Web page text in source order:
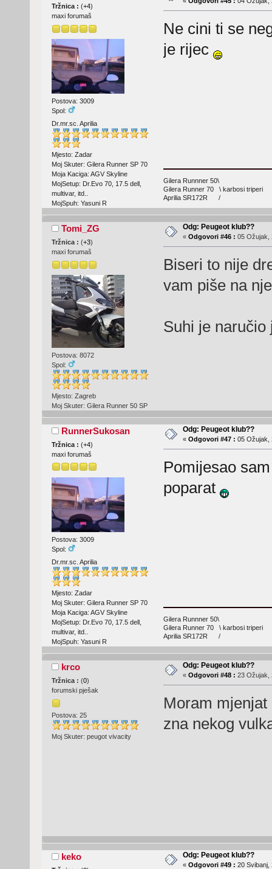
Tržnica : (+4)
maxi forumaš
Postova: 3009
Spol:
Dr.mr.sc. Aprilia
Mjesto: Zadar
Moj Skuter: Gilera Runner SP 70
Moja Kaciga: AGV Skyline
MojSetup: Dr.Evo 70, 17.5 dell,
multivar, itd..
MojSpuh: Yasuni R
Ne cini ti se
je rijec
Gilera Runnner 50\
Gilera Runner 70 \ karbosi triperi
Aprilia SR172R /
Tomi_ZG
Tržnica : (+3)
maxi forumaš
Postova: 8072
Spol:
Mjesto: Zagreb
Moj Skuter: Gilera Runner 50 SP
Odg: Peugeot klub??
« Odgovori #46 : 05 Ožujak,
Biseri to nije
vam piše na
Suhi je naručio
RunnerSukosan
Tržnica : (+4)
maxi forumaš
Postova: 3009
Spol:
Dr.mr.sc. Aprilia
Mjesto: Zadar
Moj Skuter: Gilera Runner SP 70
Moja Kaciga: AGV Skyline
MojSetup: Dr.Evo 70, 17.5 dell,
multivar, itd..
MojSpuh: Yasuni R
Odg: Peugeot klub??
« Odgovori #47 : 05 Ožujak,
Pomijesao
poparat
Gilera Runnner 50\
Gilera Runner 70 \ karbosi triperi
Aprilia SR172R /
krco
Tržnica : (0)
forumski pješak
Postova: 25
Moj Skuter: peugot vivacity
Odg: Peugeot klub??
« Odgovori #48 : 23 Ožujak,
Moram
zna nekog
keko Odg: Peugeot klub??
« Odgovori #49 : 20 Svibanj,